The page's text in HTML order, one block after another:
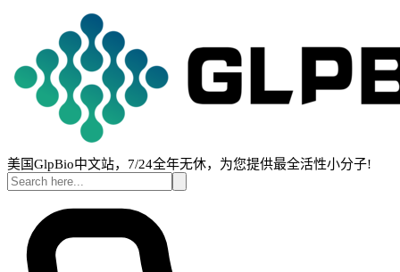
美国GlpBio中文站，7/24全年无休，为您提供最全活性小分子!